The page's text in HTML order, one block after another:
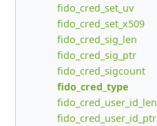
fido_cred_set_uv
fido_cred_set_x509
fido_cred_sig_len
fido_cred_sig_ptr
fido_cred_sigcount
fido_cred_type
fido_cred_user_id_len
fido_cred_user_id_ptr